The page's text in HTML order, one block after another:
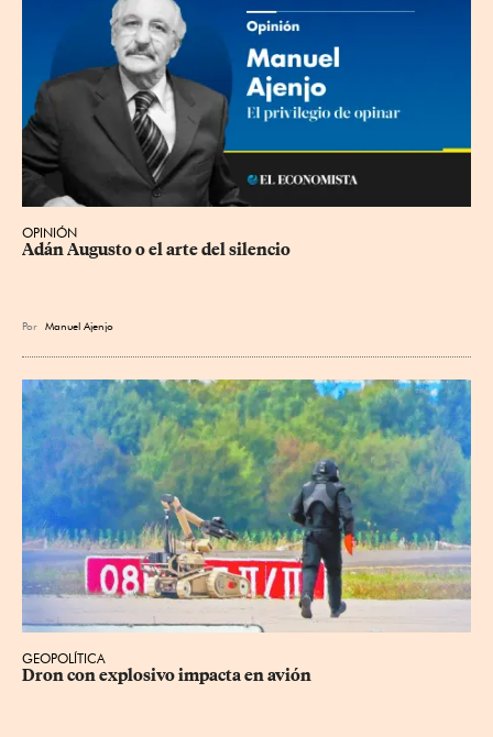
OPINIÓN
Adán Augusto o el arte del silencio
Por Manuel Ajenjo
GEOPOLÍTICA
Dron con explosivo impacta en avión